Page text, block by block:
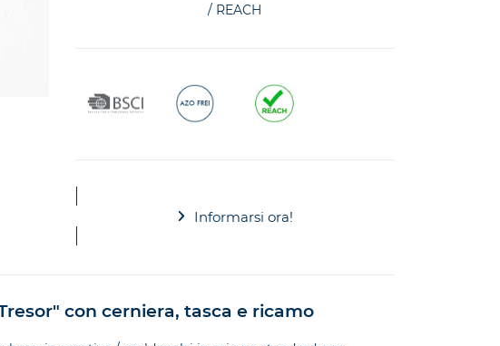
/ REACH
Informarsi ora!
con cerniera, tasca e ricamo